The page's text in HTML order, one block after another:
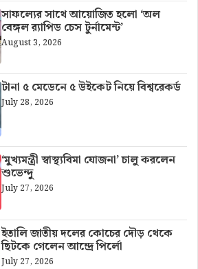
সাফল্যের সাথে আয়োজিত হলো ‘অল
বেঙ্গল র‍্যাপিড চেস টুর্নামেন্ট’
August 3, 2026
টানা ৫ মেডেনে ৫ উইকেট নিয়ে বিশ্বরেকর্ড
July 28, 2026
‘মুখ্যমন্ত্রী স্বাস্থ্যবিমা যোজনা’ চালু করলেন
শুভেন্দু
July 27, 2026
ইতালি জাতীয় দলের কোচের দৌড় থেকে
ছিটকে গেলেন আন্দ্রে পির্লো
July 27, 2026